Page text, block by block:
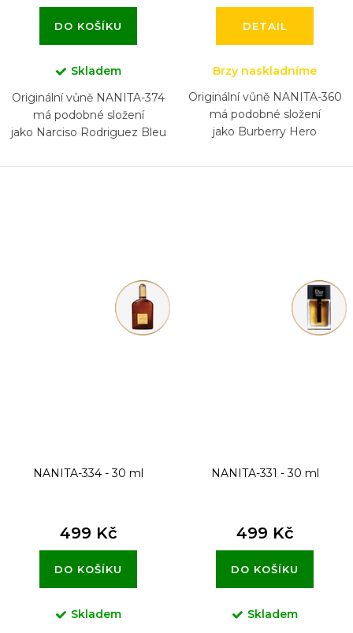
DO KOŠÍKU
Skladem
Originální vůně NANITA-374
má podobné složení
jako Narciso Rodriguez Bleu
DETAIL
Brzy naskladníme
Originální vůně NANITA-360
má podobné složení
jako Burberry Hero
NANITA-334 - 30 ml
499 Kč
DO KOŠÍKU
Skladem
NANITA-331 - 30 ml
499 Kč
DO KOŠÍKU
Skladem